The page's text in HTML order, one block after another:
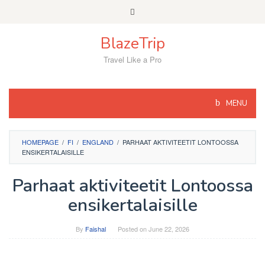
BlazeTrip
Travel Like a Pro
MENU
HOMEPAGE / FI / ENGLAND / PARHAAT AKTIVITEETIT LONTOOSSA
ENSIKERTALAISILLE
Parhaat aktiviteetit Lontoossa
ensikertalaisille
By Faishal Posted onJune 22, 2026